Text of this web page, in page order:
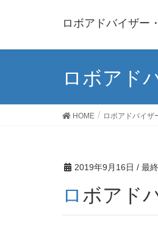
ロボアドバイザー
ロボアド
HOME ロボアドバイザ
2019年9月16日 / 最
ロボア